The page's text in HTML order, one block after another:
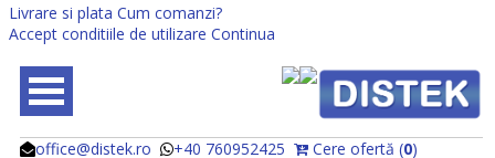
Livrare si plata Cum comanzi?
Accept conditiile de utilizare Continua
office@distek.ro +40 760952425 Cere ofertă (0)